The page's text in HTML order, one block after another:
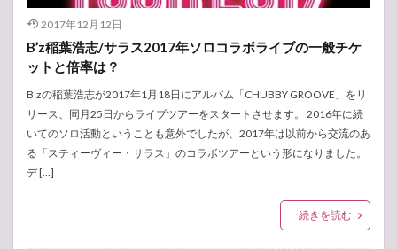
2017年12月12日
B’z稲葉浩志/サラス2017年ソロコラボライブの一般チケ
ットと倍率は？
B’zの稲葉浩志が2017年1月18日にアルバム「CHUBBY GROOVE」をリ
リース、同月25日からライブツアーをスタートさせます。 2016年に続
いてのソロ活動ということも意外でしたが、2017年は以前から交流のあ
る「スティーヴィー・サラス」のコラボツアーという形になりました。
デ […]
続きを読む